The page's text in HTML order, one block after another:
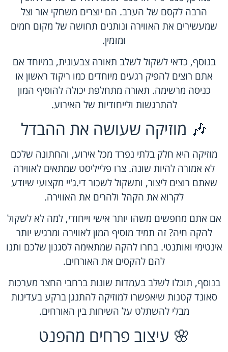
הרבה לקסם של הערב. הם יוצרים משחקי אור וצל
שמעשירים את האווירה ונותנים תחושה של מקום חמים
ומזמין.
בנוסף, כדאי לשקול לשלב תאורה צבעונית, במיוחד אם
אתם רוצים להפיק רגעים מיוחדים כמו ריקוד ראשון או
כניסה מרשימה. תאורה מתחלפת יכולה להוסיף המון
להתרגשות ולייחודיות של האירוע.
🎶 מוזיקה שעושה את ההבדל
מוזיקה היא חלק בלתי נפרד מכל אירוע, והחתונה שלכם
לא אמורה להיות שונה. צרו פלייליסט שמתאים לאווירה
שאתם רוצים ליצור, ותשקול לשכור די.ג'יי מקצועי שיודע
לקרוא את הקהל ולהרים את האווירה.
אם אתם מחפשים משהו יותר אישי וייחודי, למה לא לשקול
להקה חיה? זה תמיד מוסיף המון לאווירה ומרגיש יותר
אינטימי ואותנטי. בחרו להקה שמתאימה לסגנון שלכם ותנו
להם להקסים את האורחים.
בנוסף, תוכלו לשלב בעמדות שונות ברחבי החצר מערכות
סאונד קטנות שיאפשרו למוזיקה להתנגן ברקע בעדינות
מבלי להשתלט על השיחות בין האורחים.
🌸 עיצוב פרחים מהפנט